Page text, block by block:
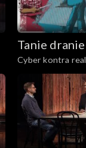
Tanie dranie
Cyber kontra real